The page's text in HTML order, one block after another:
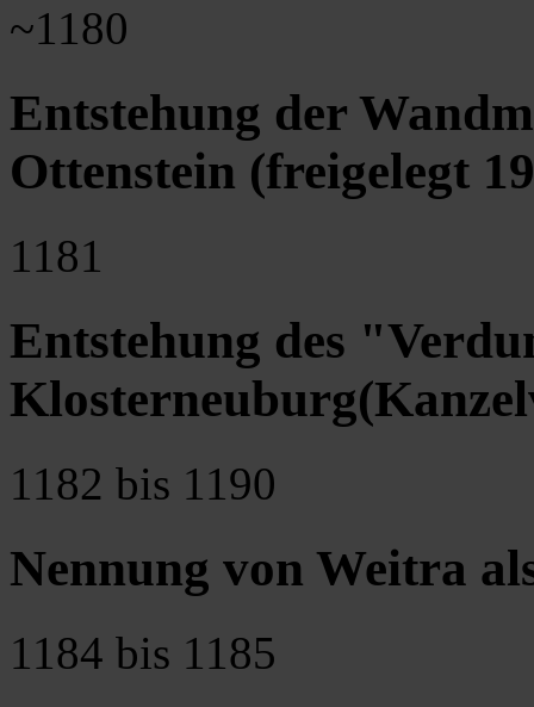
~1180
Entstehung der
Ottenstein (freigelegt
1181
Entstehung des
1182 bis 1190
Nennung von Weitra
1184 bis 1185